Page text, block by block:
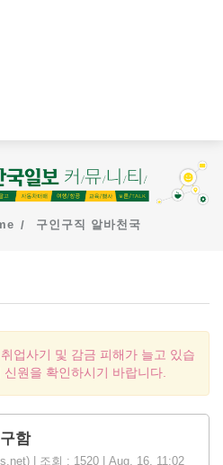
구인구직 알바천국
업사기 및 감금 피해가 늘고 있습
원을 확인하시기 바랍니다.
함
| 조회 : 1520 | Aug, 16, 11:02